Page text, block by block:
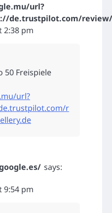
url?
de.trustpilot.com/
2:38 pm
50 Freispiele
url?
r
says:
9:54 pm